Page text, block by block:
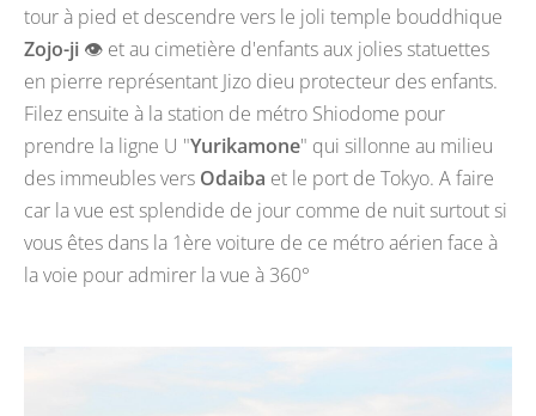
tour à pied et descendre vers le joli temple bouddhique
Zojo-ji 👁️ et au cimetière d'enfants aux jolies statuettes
en pierre représentant Jizo dieu protecteur des enfants.
Filez ensuite à la station de métro Shiodome pour
prendre la ligne U "Yurikamone" qui sillonne au milieu
des immeubles vers Odaiba et le port de Tokyo. A faire
car la vue est splendide de jour comme de nuit surtout si
vous êtes dans la 1ère voiture de ce métro aérien face à
la voie pour admirer la vue à 360°